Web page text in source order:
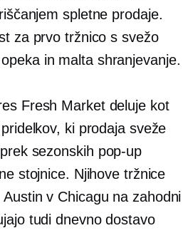
spletne prodaje.
za prvo tržnico s svežo
opeka in maltashranjevanje.
Fresh Market deluje kot
ki prodaja sveže
sezonskih pop-up
stojnice. Njihove tržnice
v Chicagu na zahodni
tudi dnevno dostavo